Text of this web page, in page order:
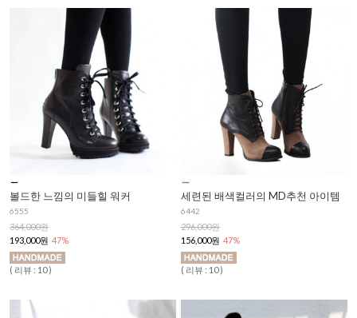
볼드한 느낌의 미들힐 워커
6555
364,000원
193,000원 47%
( 리뷰 : 10 )
세련된 배색컬러의 MD추천 아이템
6442
296,000원
156,000원 47%
( 리뷰 : 10 )